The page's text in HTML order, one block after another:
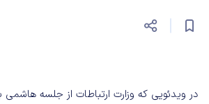
در ویدئویی که وزارت ارتباطات از جلسه هاشمی